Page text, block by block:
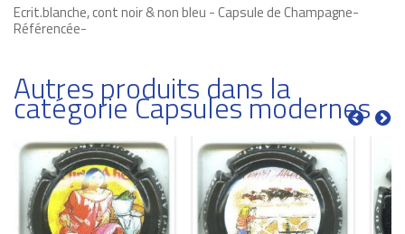
Ecrit.blanche, cont noir & non bleu - Capsule de Champagne-
Référencée-
Autres produits dans la
catégorie Capsules modernes